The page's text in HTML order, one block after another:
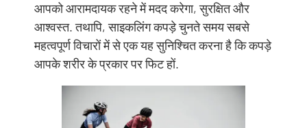
आपको आरामदायक रहने में मदद करेगा, सुरक्षित और
आश्वस्त. तथापि, साइकलिंग कपड़े चुनते समय सबसे
महत्वपूर्ण विचारों में से एक यह सुनिश्चित करना है कि कपड़े
आपके शरीर के प्रकार पर फिट हों.